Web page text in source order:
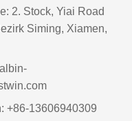
2. Stock, Yiai Road
Siming, Xiamen,
albin-
+86-13606940309